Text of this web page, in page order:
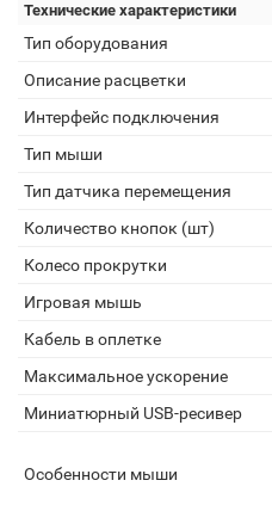
Технические характеристики
Тип оборудования
Описание расцветки
Интерфейс подключения
Тип мыши
Тип датчика перемещения
Количество кнопок (шт)
Колесо прокрутки
Игровая мышь
Кабель в оплетке
Максимальное ускорение
Миниатюрный USB-ресивер
Особенности мыши